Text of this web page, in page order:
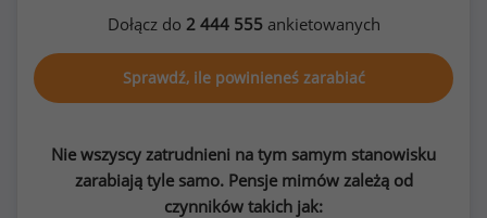
Dołącz do 2 444 555ankietowanych
Sprawdź, ile powinieneś zarabiać
Nie wszyscy zatrudnieni na tym samym stanowisku
zarabiają tyle samo. Pensje mimów zależą od
czynników takich jak: